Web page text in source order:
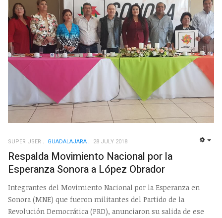
SUPER USER GUADALAJARA 28 JULY 2018
Respalda Movimiento Nacional por la
Esperanza Sonora a López Obrador
Integrantes del Movimiento Nacional por la Esperanza en
Sonora (MNE) que fueron militantes del Partido de la
Revolución Democrática (PRD), anunciaron su salida de ese